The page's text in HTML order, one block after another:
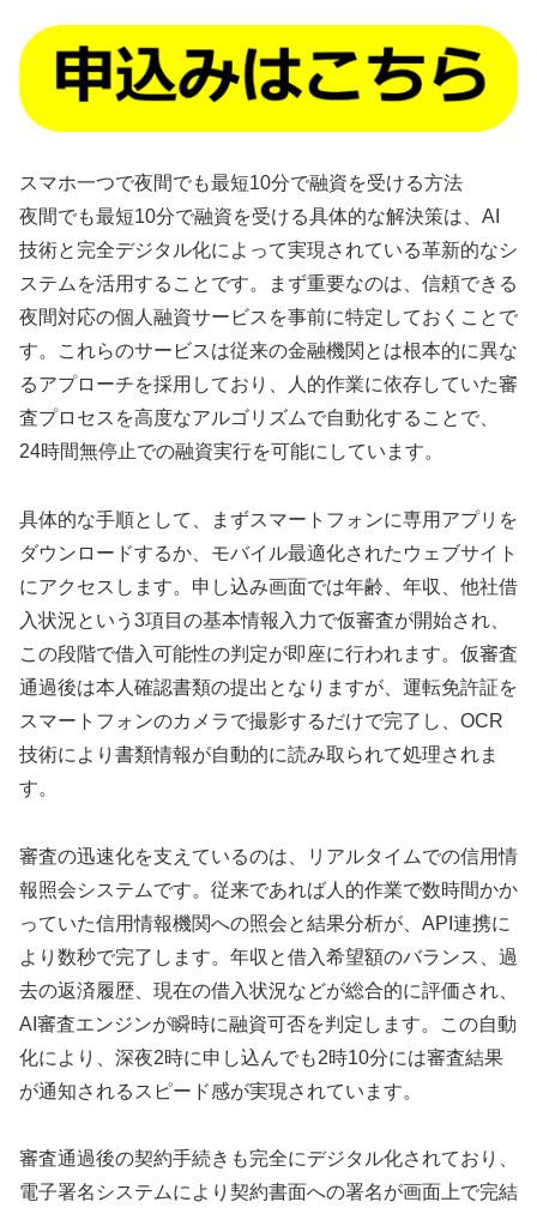
スマホ一つで夜間でも最短10分で融資を受ける方法
夜間でも最短10分で融資を受ける具体的な解決策は、AI
技術と完全デジタル化によって実現されている革新的なシ
ステムを活用することです。まず重要なのは、信頼できる
夜間対応の個人融資サービスを事前に特定しておくことで
す。これらのサービスは従来の金融機関とは根本的に異な
るアプローチを採用しており、人的作業に依存していた審
査プロセスを高度なアルゴリズムで自動化することで、
24時間無停止での融資実行を可能にしています。
具体的な手順として、まずスマートフォンに専用アプリを
ダウンロードするか、モバイル最適化されたウェブサイト
にアクセスします。申し込み画面では年齢、年収、他社借
入状況という3項目の基本情報入力で仮審査が開始され、
この段階で借入可能性の判定が即座に行われます。仮審査
通過後は本人確認書類の提出となりますが、運転免許証を
スマートフォンのカメラで撮影するだけで完了し、OCR
技術により書類情報が自動的に読み取られて処理されま
す。
審査の迅速化を支えているのは、リアルタイムでの信用情
報照会システムです。従来であれば人的作業で数時間かか
っていた信用情報機関への照会と結果分析が、API連携に
より数秒で完了します。年収と借入希望額のバランス、過
去の返済履歴、現在の借入状況などが総合的に評価され、
AI審査エンジンが瞬時に融資可否を判定します。この自動
化により、深夜2時に申し込んでも2時10分には審査結果
が通知されるスピード感が実現されています。
審査通過後の契約手続きも完全にデジタル化されており、
電子署名システムにより契約書面への署名が画面上で完結